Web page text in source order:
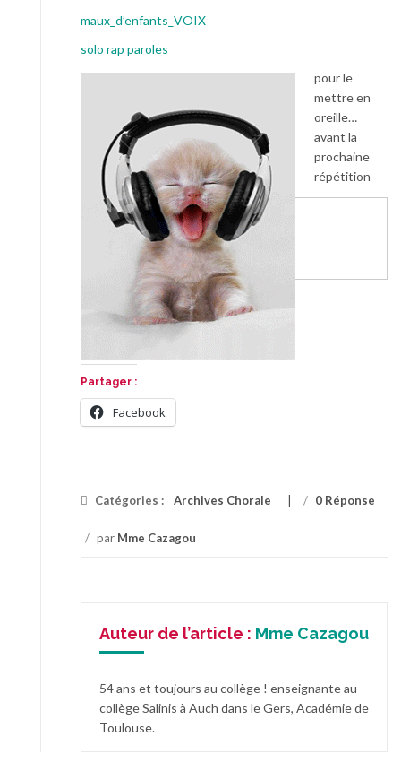
maux_d’enfants_VOIX
solo rap paroles
pour le
mettre en
oreille…
avant la
prochaine
répétition
Partager :
Facebook
Catégories : Archives Chorale / 0 Réponse
/ par Mme Cazagou
Auteur de l’article : Mme Cazagou
54 ans et toujours au collège ! enseignante au
collège Salinis à Auch dans le Gers, Académie de
Toulouse.